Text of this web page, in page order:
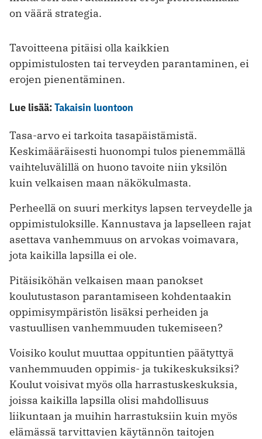
on väärä strategia.
Tavoitteena pitäisi olla kaikkien
oppimistulosten tai terveyden parantaminen, ei
erojen pienentäminen.
Lue lisää:Takaisin luontoon
Tasa-arvo ei tarkoita tasapäistämistä.
Keskimääräisesti huonompi tulos pienemmällä
vaihteluvälillä on huono tavoite niin yksilön
kuin velkaisen maan näkökulmasta.
Perheellä on suuri merkitys lapsen terveydelle ja
oppimistuloksille. Kannustava ja lapselleen rajat
asettava vanhemmuus on arvokas voimavara,
jota kaikilla lapsilla ei ole.
Pitäisiköhän velkaisen maan panokset
koulutustason parantamiseen kohdentaakin
oppimisympäristön lisäksi perheiden ja
vastuullisen vanhemmuuden tukemiseen?
Voisiko koulut muuttaa oppituntien päätyttyä
vanhemmuuden oppimis- ja tukikeskuksiksi?
Koulut voisivat myös olla harrastuskeskuksia,
joissa kaikilla lapsilla olisi mahdollisuus
liikuntaan ja muihin harrastuksiin kuin myös
elämässä tarvittavien käytännön taitojen